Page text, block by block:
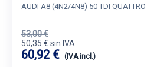
AUDI A8 (4N2/4N8) 50 TDI QUATTRO
53,00 €
50,35 € sin IVA.
60,92 € (IVA incl.)